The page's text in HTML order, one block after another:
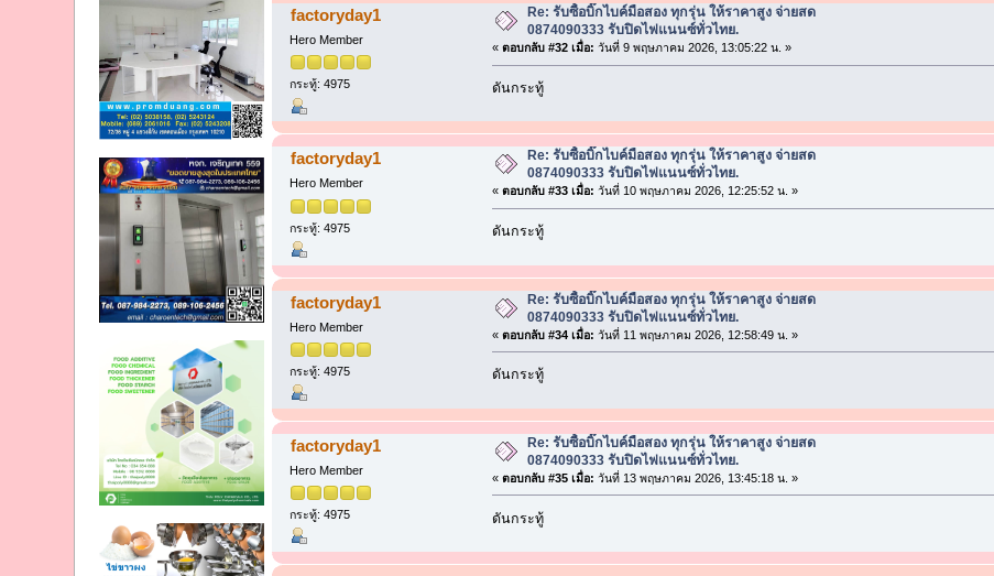
factoryday1
Hero Member
กระทู้: 4975
Re: รับซื้อบิ๊กไบค์มือสอง ทุกรุ่น ให้ราคาสูง จ่ายสด
0874090333 รับปิดไฟแนนซ์ทั่วไทย.
« ตอบกลับ #32 เมื่อ: วันที่ 9 พฤษภาคม 2026, 13:05:22 น. »
ดันกระทู้
factoryday1
Hero Member
กระทู้: 4975
Re: รับซื้อบิ๊กไบค์มือสอง ทุกรุ่น ให้ราคาสูง จ่ายสด
0874090333 รับปิดไฟแนนซ์ทั่วไทย.
« ตอบกลับ #33 เมื่อ: วันที่ 10 พฤษภาคม 2026, 12:25:52 น. »
ดันกระทู้
factoryday1
Hero Member
กระทู้: 4975
Re: รับซื้อบิ๊กไบค์มือสอง ทุกรุ่น ให้ราคาสูง จ่ายสด
0874090333 รับปิดไฟแนนซ์ทั่วไทย.
« ตอบกลับ #34 เมื่อ: วันที่ 11 พฤษภาคม 2026, 12:58:49 น. »
ดันกระทู้
factoryday1
Hero Member
กระทู้: 4975
Re: รับซื้อบิ๊กไบค์มือสอง ทุกรุ่น ให้ราคาสูง จ่ายสด
0874090333 รับปิดไฟแนนซ์ทั่วไทย.
« ตอบกลับ #35 เมื่อ: วันที่ 13 พฤษภาคม 2026, 13:45:18 น. »
ดันกระทู้